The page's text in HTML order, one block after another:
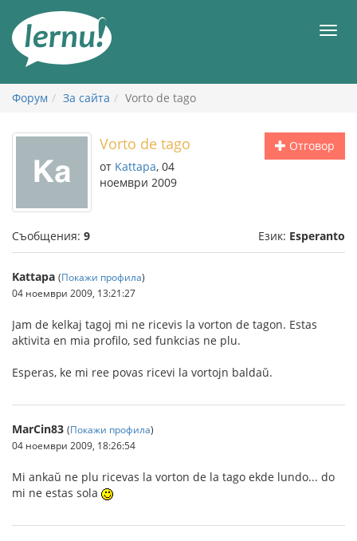
съдържанието
Форум За сайта Vorto de tago
Отговор
Vorto de tago
от Kattapa, 04
ноември 2009
Съобщения: 9 Език: Esperanto
Kattapa (Покажи профила)
04 ноември 2009, 13:21:27
Jam de kelkaj tagoj mi ne ricevis la vorton de tagon. Estas
aktivita en mia profilo, sed funkcias ne plu.
Esperas, ke mi ree povas ricevi la vortojn baldaŭ.
MarCin83 (Покажи профила)
04 ноември 2009, 18:26:54
Mi ankaŭ ne plu ricevas la vorton de la tago ekde lundo... do
mi ne estas sola